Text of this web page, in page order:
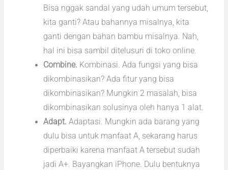
Bisa nggak sandal yang udah umum tersebut,
kita ganti? Atau bahannya misalnya, kita
ganti dengan bahan bambu misalnya. Nah,
hal ini bisa sambil ditelusuri di toko online.
Combine. Kombinasi. Ada fungsi yang bisa
dikombinasikan? Ada fitur yang bisa
dikombinasikan? Mungkin 2 masalah, bisa
dikombinasikan solusinya oleh hanya 1 alat.
Adapt. Adaptasi. Mungkin ada barang yang
dulu bisa untuk manfaat A, sekarang harus
diperbaiki karena manfaat A tersebut sudah
jadi A+. Bayangkan iPhone. Dulu bentuknya